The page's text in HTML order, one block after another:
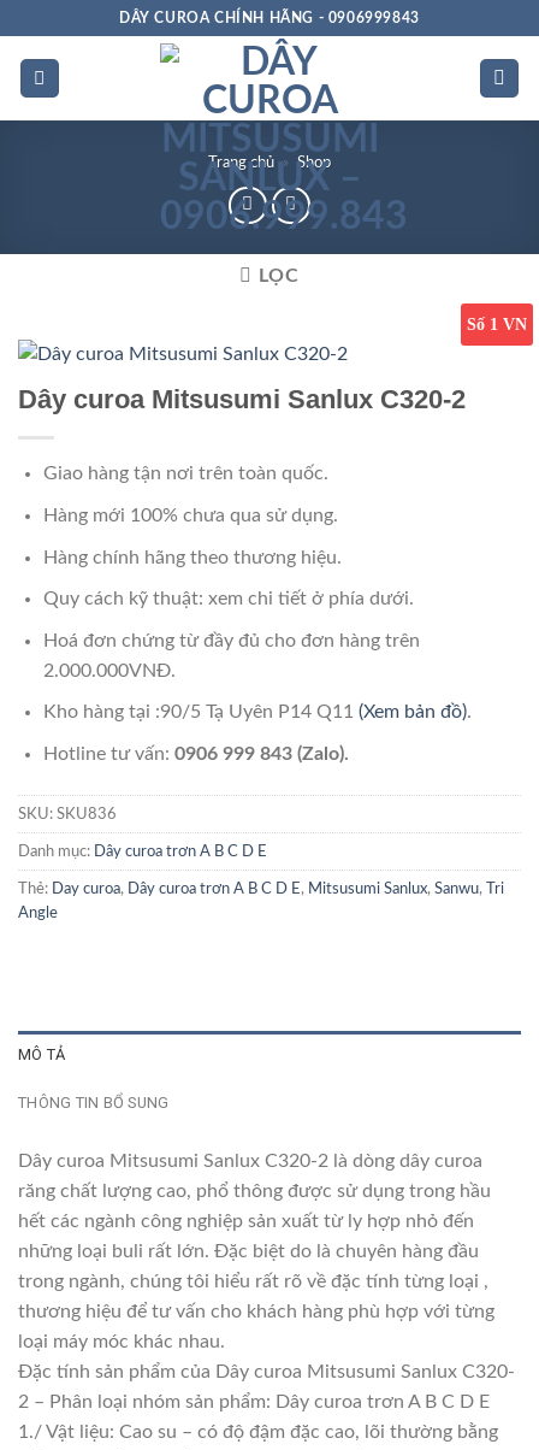
dung
DÂY CUROA CHÍNH HÃNG - 0906999843
Trang chủ » Shop
LỌC
Số 1 VN
Dây curoa Mitsusumi Sanlux C320-2
Giao hàng tận nơi trên toàn quốc.
Hàng mới 100% chưa qua sử dụng.
Hàng chính hãng theo thương hiệu.
Quy cách kỹ thuật: xem chi tiết ở phía dưới.
Hoá đơn chứng từ đầy đủ cho đơn hàng trên
2.000.000VNĐ.
Kho hàng tại :90/5 Tạ Uyên P14 Q11 (Xem bản đồ).
Hotline tư vấn: 0906 999 843 (Zalo).
SKU: SKU836
Danh mục: Dây curoa trơn A B C D E
Thẻ: Day curoa, Dây curoa trơn A B C D E , Mitsusumi Sanlux, Sanwu,
Tri
Angle
MÔ TẢ
THÔNG TIN BỔ SUNG
Dây curoa Mitsusumi Sanlux C320-2 là dòng dây curoa
răng chất lượng cao, phổ thông được sử dụng trong hầu
hết các ngành công nghiệp sản xuất từ ly hợp nhỏ đến
những loại buli rất lớn. Đặc biệt do là chuyên hàng đầu
trong ngành, chúng tôi hiểu rất rõ về đặc tính từng loại ,
thương hiệu để tư vấn cho khách hàng phù hợp với từng
loại máy móc khác nhau.
Đặc tính sản phẩm của Dây curoa Mitsusumi Sanlux C320-
2 – Phân loại nhóm sản phẩm: Dây curoa trơn A B C D E
1./ Vật liệu: Cao su – có độ đậm đặc cao, lõi thường bằng